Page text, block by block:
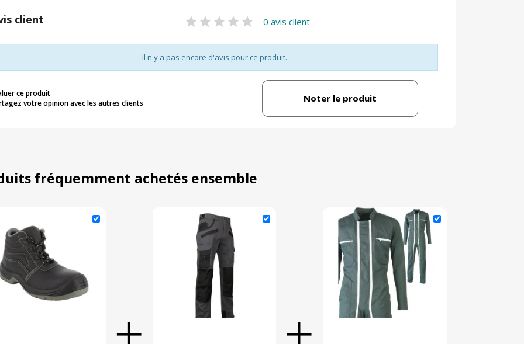
client 0 avis client
Il n'y a pas encore d'avis pour ce produit.
ce produit
votre opinion avec les autres clients
Noter le produit
fréquemment achetés ensemble